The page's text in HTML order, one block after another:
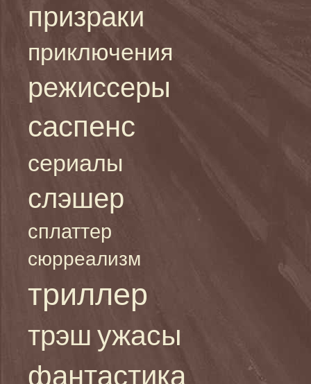
призраки
приключения
режиссеры
саспенс
сериалы
слэшер
сплаттер
сюрреализм
триллер
трэш ужасы
фантастика